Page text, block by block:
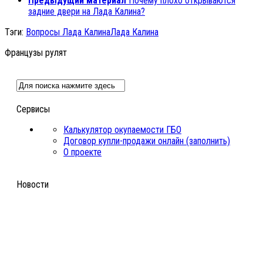
задние двери на Лада Калина?
Тэги: Вопросы Лада КалинаЛада Калина
Французы рулят
Сервисы
Калькулятор окупаемости ГБО
Договор купли-продажи онлайн (заполнить)
О проекте
Новости